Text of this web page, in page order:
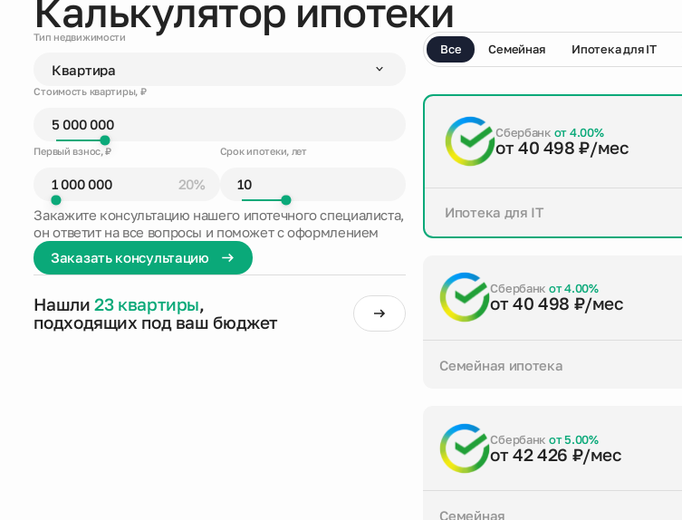
Калькулятор ипотеки
Тип недвижимости
Стоимость квартиры, ₽
Первый взнос, ₽
20%
Срок ипотеки, лет
Закажите консультацию нашего ипотечного специалиста,
он ответит на все вопросы и поможет с оформлением
Заказать консультацию
Нашли 23 квартиры,
подходящих под ваш бюджет
Все Семейная Ипотека для IT
Сбербанк от 4.00%
от 40 498 ₽/мес
Ипотека для IT
Заказать консультацию
Сбербанк от 4.00%
от 40 498 ₽/мес
Семейная ипотека
Заказать консультацию
Сбербанк от 5.00%
от 42 426 ₽/мес
Семейная